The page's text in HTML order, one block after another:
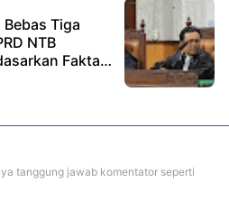
Tiga
NTB
Fakta
tanggung jawab komentator seperti